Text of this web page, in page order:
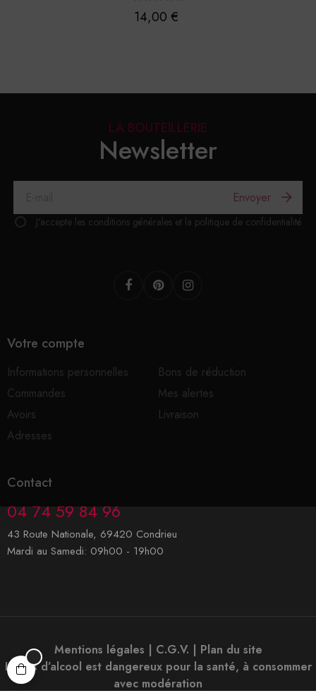
Prix
14,00 €
Votre compte
Informations personnelles
Bons de réduction
Commandes
Mes alertes
Avoirs
Livraison
Adresses
LA BOUTEILLERIE
Newsletter
Envoyer
J'accepte les conditions générales et la politique de confidentialité
FacebookPinterest
Contact
04 74 59 84 96
43 Route Nationale, 69420 Condrieu
Mardi au Samedi: 09h00 - 19h00
Mentions légales | C.G.V. | Plan du site
L’abus d’alcool est dangereux pour la santé, à consommer
avec modération